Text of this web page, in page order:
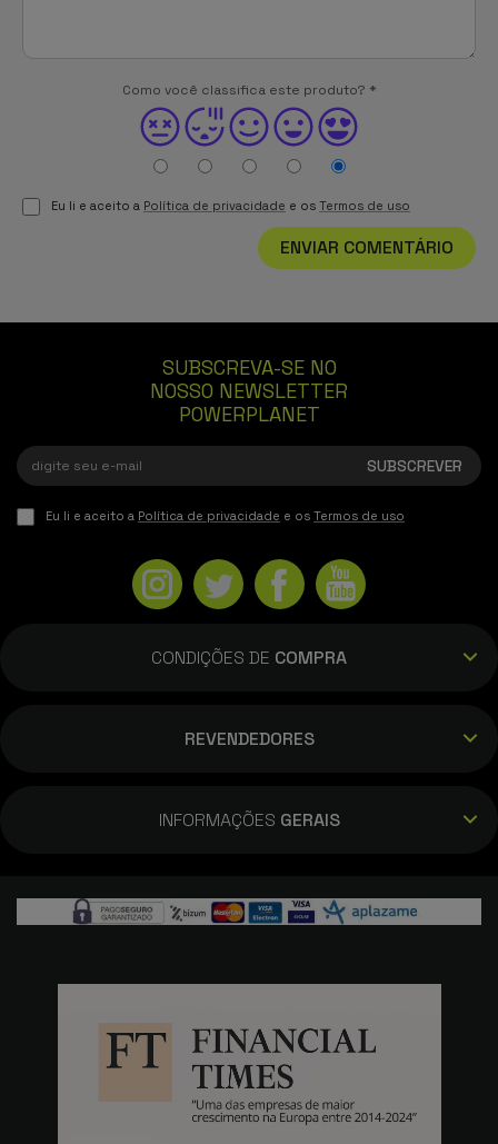
Como você classifica este produto? *
Eu li e aceito a Política de privacidade e os Termos de uso
ENVIAR COMENTÁRIO
SUBSCREVA-SE NO
NOSSO NEWSLETTER
POWERPLANET
Eu li e aceito a Política de privacidade e os Termos de uso
CONDIÇÕES DE COMPRA
REVENDEDORES
INFORMAÇÕES GERAIS